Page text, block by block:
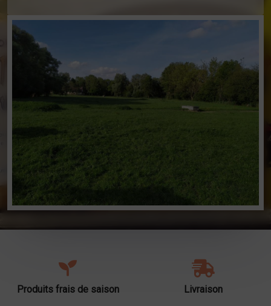
Produits frais de saison Livraison